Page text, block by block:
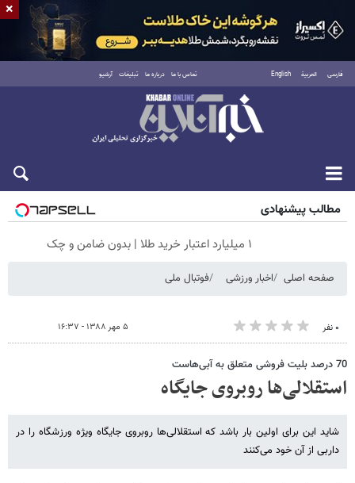
فارسی العربية English تماس با ما درباره ما تبلیغات آرشیو
پنجشنبه ۱۵ مرداد ۱۴۰۵
مطالب پیشنهادی
۱ میلیارد اعتبار خرید طلا | بدون ضامن و چک
صفحه اصلی اخبار ورزشی فوتبال ملی
۰ نفر ۵ مهر ۱۳۸۸ - ۱۶:۳۷
70 درصد بلیت فروشی متعلق به آبی‌هاست
استقلالی‌ها روبروی جایگاه
شاید این برای اولین بار باشد که استقلالی‌ها روبروی جایگاه ویژه ورزشگاه را در
داربی از آن خود می‌‌کنند
×